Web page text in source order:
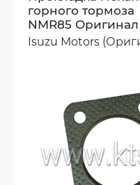
горного тормоза
NMR85 Оригинал
Isuzu Motors